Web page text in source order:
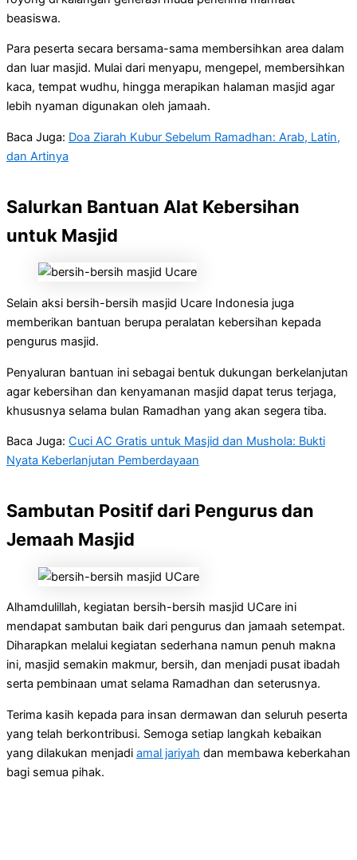
beasiswa.
Para peserta secara bersama-sama membersihkan area dalam
dan luar masjid. Mulai dari menyapu, mengepel, membersihkan
kaca, tempat wudhu, hingga merapikan halaman masjid agar
lebih nyaman digunakan oleh jamaah.
Baca Juga: Doa Ziarah Kubur Sebelum Ramadhan: Arab, Latin,
dan Artinya
Salurkan Bantuan Alat Kebersihan
untuk Masjid
Selain aksi bersih-bersih masjid Ucare Indonesia juga
memberikan bantuan berupa peralatan kebersihan kepada
pengurus masjid.
Penyaluran bantuan ini sebagai bentuk dukungan berkelanjutan
agar kebersihan dan kenyamanan masjid dapat terus terjaga,
khususnya selama bulan Ramadhan yang akan segera tiba.
Baca Juga: Cuci AC Gratis untuk Masjid dan Mushola: Bukti
Nyata Keberlanjutan Pemberdayaan
Sambutan Positif dari Pengurus dan
Jemaah Masjid
Alhamdulillah, kegiatan bersih-bersih masjid UCare ini
mendapat sambutan baik dari pengurus dan jamaah setempat.
Diharapkan melalui kegiatan sederhana namun penuh makna
ini, masjid semakin makmur, bersih, dan menjadi pusat ibadah
serta pembinaan umat selama Ramadhan dan seterusnya.
Terima kasih kepada para insan dermawan dan seluruh peserta
yang telah berkontribusi. Semoga setiap langkah kebaikan
yang dilakukan menjadi amal jariyah dan membawa keberkahan
bagi semua pihak.